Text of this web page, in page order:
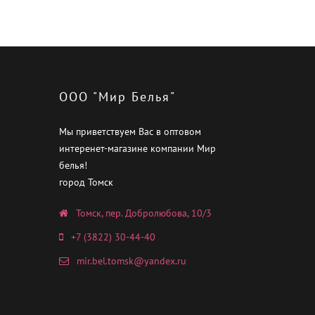
ООО "Мир Белья"
Мы приветствуем Вас в оптовом
интеренет-магазине компании Мир
белья!
город Томск
Томск, пер. Добролюбова, 10/3
+7 (3822) 30-44-40
mir.bel.tomsk@yandex.ru